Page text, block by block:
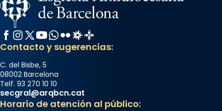
Facebook
Instagram
X / Twitter
YouTube
WhatsApp
FlickrRadio Estel
Catalunya Cristiana
Contacto y sugerencias:
C. del Bisbe, 5
08002 Barcelona
Telf. 93 270 10 10
secgral@arqbcn.cat
Horario de atención al público: